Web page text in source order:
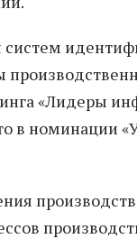
«Лидеры
в номинации